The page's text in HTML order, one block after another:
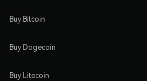
Buy Bitcoin
Buy Dogecoin
Buy Litecoin